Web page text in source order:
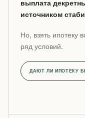
выплата
источником
Но, взять ипотеку
ряд условий.
ДАЮТ ЛИ ИПОТЕКУ